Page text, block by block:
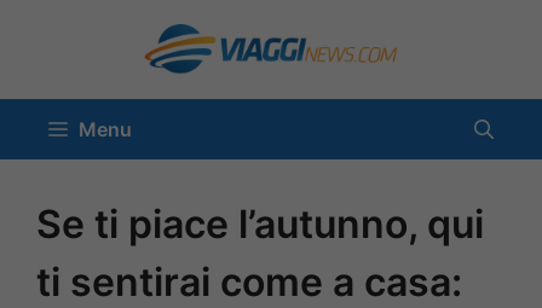
contenuto
Menu
Se ti piace l’autunno, qui
ti sentirai come a casa: